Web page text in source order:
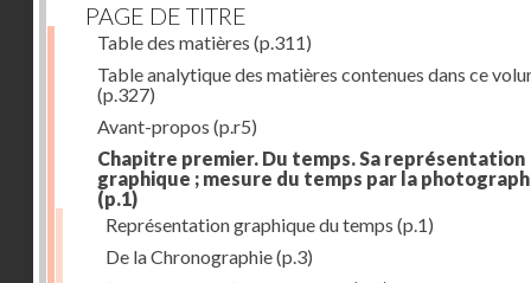
PAGE DE TITRE
Table des matières (p.311)
Table analytique des matières contenues dans ce
(p.327)
Avant-propos (p.r5)
Chapitre premier. Du temps. Sa représentation
graphique ; mesure du temps par la
(p.1)
Représentation graphique du temps (p.1)
De la Chronographie(p.3)